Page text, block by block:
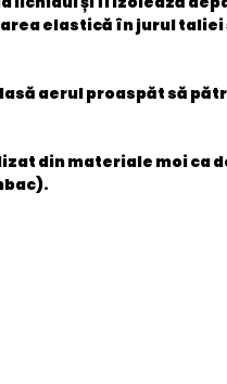
elastică în jurul taliei
aerul proaspăt să
din materiale moi